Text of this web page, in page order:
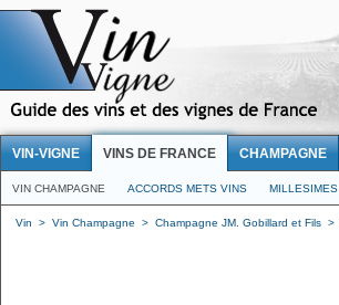
VIN-VIGNE VINS DE FRANCE CHAMPAGNE
VIN CHAMPAGNE ACCORDS METS VINS MILLESIMES
Vin > Vin Champagne > Champagne JM. Gobillard et Fils >